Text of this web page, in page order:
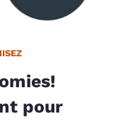
pour